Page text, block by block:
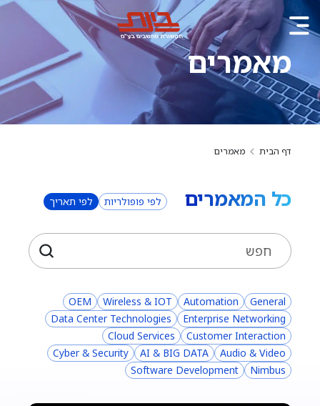
מאמרים
דף הבית מאמרים
כל המאמרים לפי פופולריות לפי תאריך
General
Automation
Wireless & IOT
OEM
Enterprise Networking
Data Center Technologies
Customer Interaction
Cloud Services
Audio & Video
AI & BIG DATA
Cyber & Security
Nimbus
Software Development